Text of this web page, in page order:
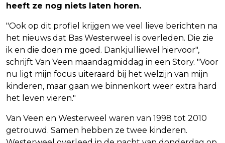
heeft ze nog niets laten horen.
"Ook op dit profiel krijgen we veel lieve berichten na
het nieuws dat Bas Westerweel is overleden. Die zie
ik en die doen me goed. Dankjulliewel hiervoor",
schrijft Van Veen maandagmiddag in een Story. "Voor
nu ligt mijn focus uiteraard bij het welzijn van mijn
kinderen, maar gaan we binnenkort weer extra hard
het leven vieren."
Van Veen en Westerweel waren van 1998 tot 2010
getrouwd. Samen hebben ze twee kinderen.